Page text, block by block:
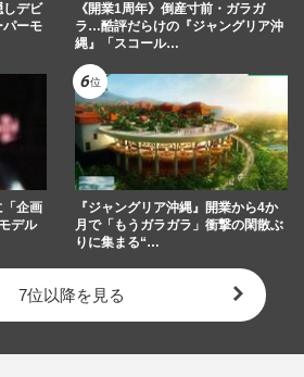
しデビ
パーモ
《開業1周年》倒産寸前・ガラガ
ラ…酷評だらけの『ジャングリア沖
縄』「スコール…
「企画
デル
『ジャングリア沖縄』開業から4か
月で「もうガラガラ」衝撃の閑散ぶ
りに集まる“…
7位以降を見る